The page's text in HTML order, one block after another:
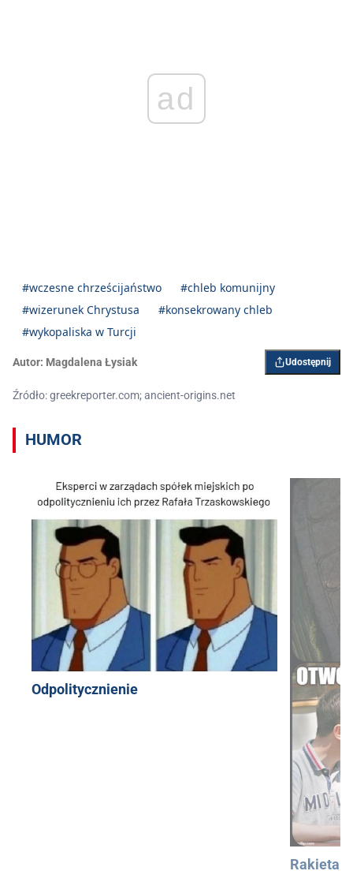
ad
#wczesne chrześcijaństwo
#chleb komunijny
#wizerunek Chrystusa
#konsekrowany chleb
#wykopaliska w Turcji
Autor: Magdalena Łysiak Udostępnij
Źródło: greekreporter.com; ancient-origins.net
HUMOR
Odpolitycznienie
Rakieta